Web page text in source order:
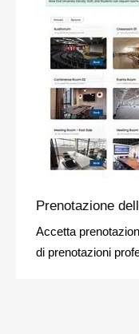
Prenotazione
Accetta
di prenotazioni